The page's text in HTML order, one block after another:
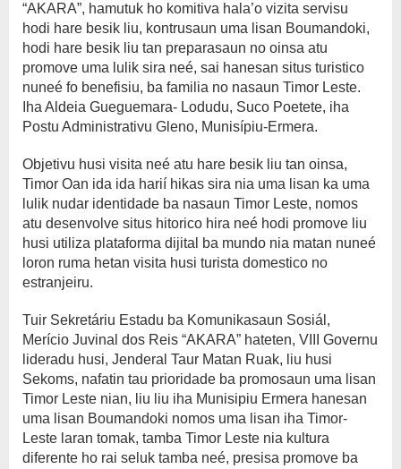
“AKARA”, hamutuk ho komitiva hala’o vizita servisu
hodi hare besik liu, kontrusaun uma lisan Boumandoki,
hodi hare besik liu tan preparasaun no oinsa atu
promove uma lulik sira neé, sai hanesan situs turistico
nuneé fo benefisiu, ba familia no nasaun Timor Leste.
Iha Aldeia Gueguemara- Lodudu, Suco Poetete, iha
Postu Administrativu Gleno, Munisípiu-Ermera.
Objetivu husi visita neé atu hare besik liu tan oinsa,
Timor Oan ida ida harií hikas sira nia uma lisan ka uma
lulik nudar identidade ba nasaun Timor Leste, nomos
atu desenvolve situs hitorico hira neé hodi promove liu
husi utiliza plataforma dijital ba mundo nia matan nuneé
loron ruma hetan visita husi turista domestico no
estranjeiru.
Tuir Sekretáriu Estadu ba Komunikasaun Sosiál,
Merício Juvinal dos Reis “AKARA” hateten, VIII Governu
lideradu husi, Jenderal Taur Matan Ruak, liu husi
Sekoms, nafatin tau prioridade ba promosaun uma lisan
Timor Leste nian, liu liu iha Munisipiu Ermera hanesan
uma lisan Boumandoki nomos uma lisan iha Timor-
Leste laran tomak, tamba Timor Leste nia kultura
diferente ho rai seluk tamba neé, presisa promove ba